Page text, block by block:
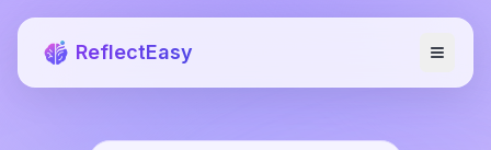
ReflectEasy